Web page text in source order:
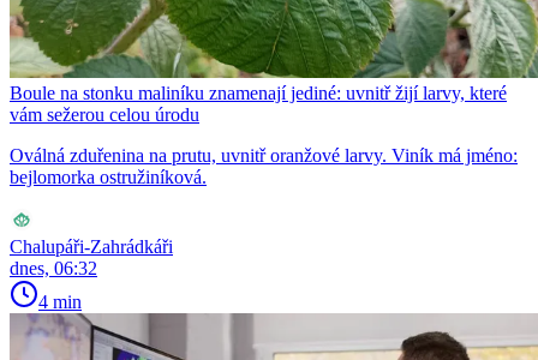
Boule na stonku maliníku znamenají jediné: uvnitř žijí larvy, které
vám sežerou celou úrodu
Oválná zduřenina na prutu, uvnitř oranžové larvy. Viník má jméno:
bejlomorka ostružiníková.
Chalupáři-Zahrádkáři
dnes, 06:32
4 min